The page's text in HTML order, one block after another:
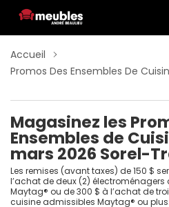
Accueil
Promos Des Ensembles De
Magasinez les
Ensembles de
mars 2026 Sorel-
Les remises (avant taxes) de 150 $
l’achat de deux (2)
Maytag® ou de 300 $ à l’achat de
cuisine admissibles Maytag® ou